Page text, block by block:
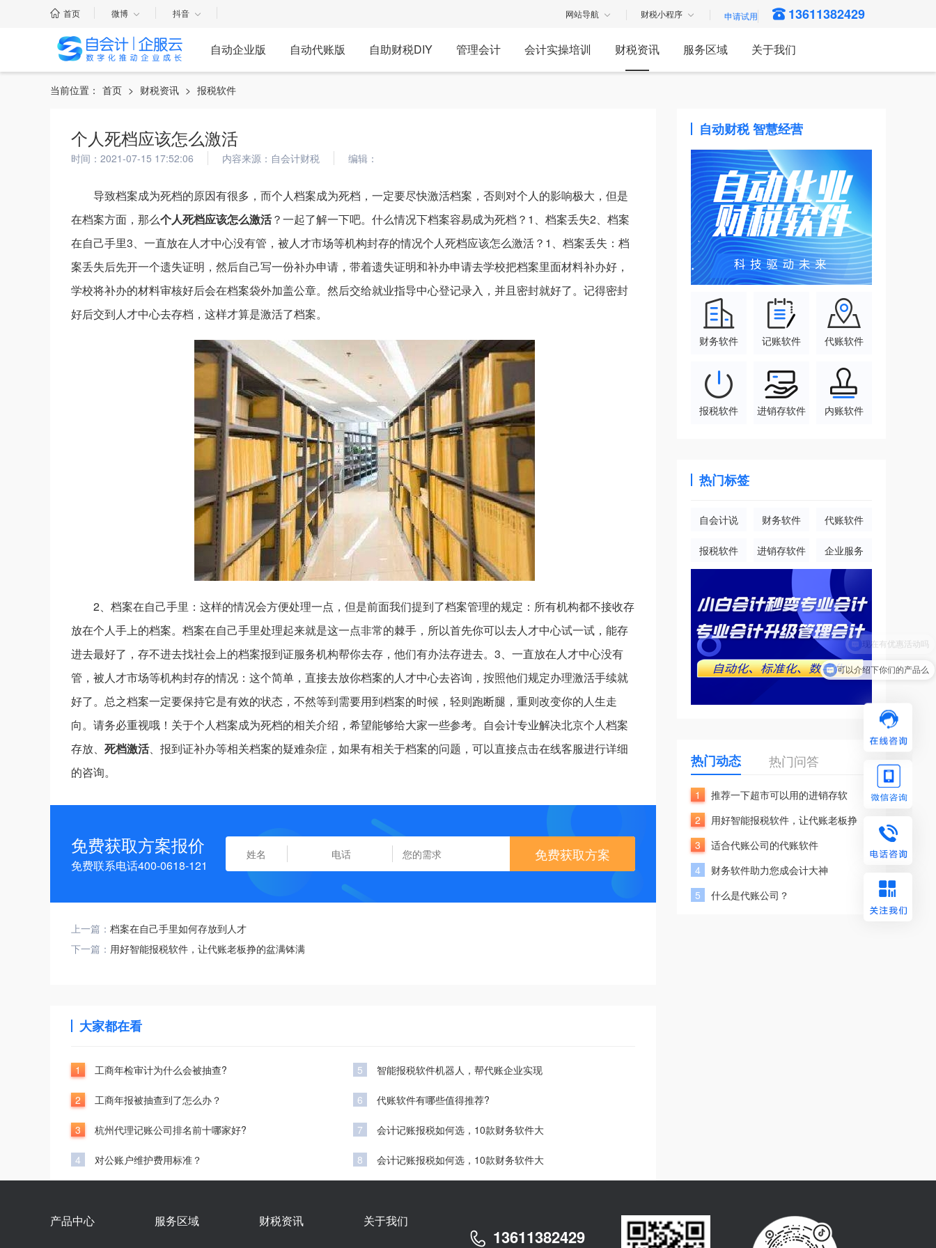
首页 微博 抖音 网站导航 财税小程序 13611382429
自动企业版 自动代账版 自助财税DIY 管理会计 会计实操培训 财税资讯 服务区域 关于我们
当前位置： 首页 > 财税资讯 > 报税软件
个人死档应该怎么激活
时间：2021-07-15 17:52:06 内容来源：自会计财税 编辑：
导致档案成为死档的原因有很多，而个人档案成为死档，一定要尽快激活档案，否则对个人的影响极大，但是
在档案方面，那么个人死档应该怎么激活？一起了解一下吧。什么情况下档案容易成为死档？1、档案丢失2、档案
在自己手里3、一直放在人才中心没有管，被人才市场等机构封存的情况个人死档应该怎么激活？1、档案丢失：档
案丢失后先开一个遗失证明，然后自己写一份补办申请，带着遗失证明和补办申请去学校把档案里面材料补办好，
学校将补办的材料审核好后会在档案袋外加盖公章。然后交给就业指导中心登记录入，并且密封就好了。记得密封
好后交到人才中心去存档，这样才算是激活了档案。
2、档案在自己手里：这样的情况会方便处理一点，但是前面我们提到了档案管理的规定：所有机构都不接收存
放在个人手上的档案。档案在自己手里处理起来就是这一点非常的棘手，所以首先你可以去人才中心试一试，能存
进去最好了，存不进去找社会上的档案报到证服务机构帮你去存，他们有办法存进去。3、一直放在人才中心没有
管，被人才市场等机构封存的情况：这个简单，直接去放你档案的人才中心去咨询，按照他们规定办理激活手续就
好了。总之档案一定要保持它是有效的状态，不然等到需要用到档案的时候，轻则跑断腿，重则改变你的人生走
向。请务必重视哦！关于个人档案成为死档的相关介绍，希望能够给大家一些参考。自会计专业解决北京个人档案
存放、 死档激活、报到证补办等相关档案的疑难杂症，如果有相关于档案的问题，可以直接点击在线客服进行详细
的咨询。
免费获取方案报价
免费联系电话400-0618-121
免费获取方案
上一篇： 档案在自己手里如何存放到人才
下一篇： 用好智能报税软件，让代账老板挣的盆满钵满
大家都在看
1 工商年检审计为什么会被抽查?
2 工商年报被抽查到了怎么办？
3 杭州代理记账公司排名前十哪家好?
4 对公账户维护费用标准？
5 智能报税软件机器人，帮代账企业实现
6 代账软件有哪些值得推荐?
7 会计记账报税如何选，10款财务软件大
8 会计记账报税如何选，10款财务软件大
自动财税 智慧经营
财务软件 记账软件 代账软件
报税软件 进销存软件 内账软件
热门标签
自会计说 财务软件 代账软件
报税软件 进销存软件 企业服务
热门动态 热门问答
1
推荐一下超市可以用的进销存软
2
用好智能报税软件，让代账老板挣
3
适合代账公司的代账软件
4
财务软件助力您成会计大神
5
什么是代账公司？
产品中心 服务区域 财税资讯 关于我们
13611382429
可以介绍下你们的产品么